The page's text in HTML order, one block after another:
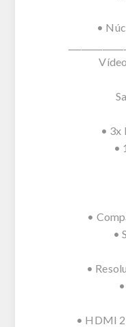
•
• 3x
•
•
•
•
• HDMI